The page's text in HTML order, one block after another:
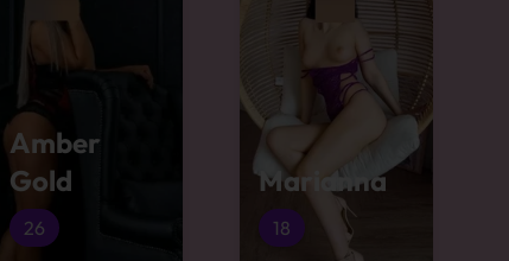
Amber
Gold
26
Marianna
18